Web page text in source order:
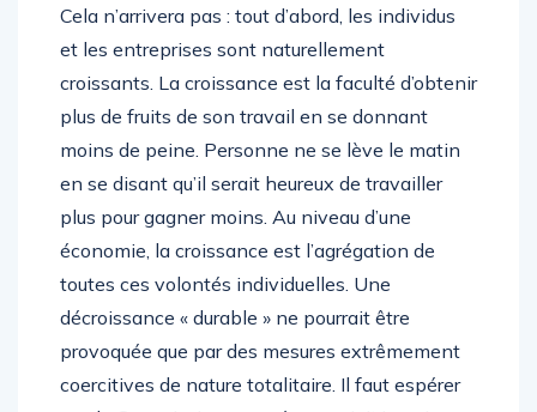
Cela n’arrivera pas : tout d’abord, les individus
et les entreprises sont naturellement
croissants. La croissance est la faculté d’obtenir
plus de fruits de son travail en se donnant
moins de peine. Personne ne se lève le matin
en se disant qu’il serait heureux de travailler
plus pour gagner moins. Au niveau d’une
économie, la croissance est l’agrégation de
toutes ces volontés individuelles. Une
décroissance « durable » ne pourrait être
provoquée que par des mesures extrêmement
coercitives de nature totalitaire. Il faut espérer